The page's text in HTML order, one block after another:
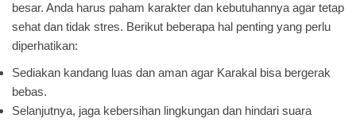
besar. Anda harus paham karakter dan kebutuhannya agar tetap
sehat dan tidak stres. Berikut beberapa hal penting yang perlu
diperhatikan:
Sediakan kandang luas dan aman agar Karakal bisa bergerak
bebas.
Selanjutnya, jaga kebersihan lingkungan dan hindari suara